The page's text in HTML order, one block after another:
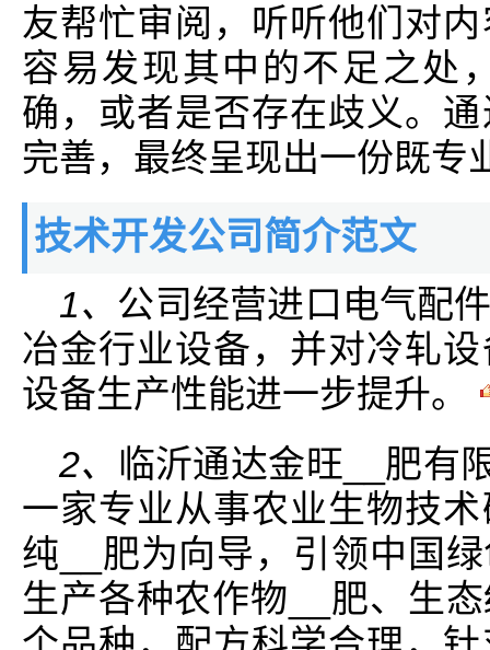
友帮忙审阅，听听他们对
容易发现其中的不足之处
确，或者是否存在歧义。
完善，最终呈现出一份既专
技术开发公司简介范文
1、 公司经营进口电气配
冶金行业设备，并对冷轧
设备生产性能进一步提升。
2、 临沂通达金旺__肥有
一家专业从事农业生物技
纯__肥为向导，引领中国
生产各种农作物__肥、生